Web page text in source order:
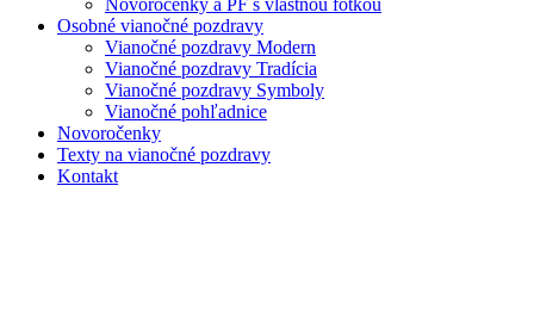
Novoročenky a PF s vlastnou fotkou
Osobné vianočné pozdravy
Vianočné pozdravy Modern
Vianočné pozdravy Tradícia
Vianočné pozdravy Symboly
Vianočné pohľadnice
Novoročenky
Texty na vianočné pozdravy
Kontakt